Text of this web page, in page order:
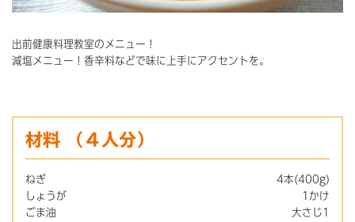
出前健康料理教室のメニュー！
減塩メニュー！香辛料などで味に上手にアクセントを。
材料 （４人分）
ねぎ
4本(400g)
しょうが
1かけ
ごま油
大さじ1